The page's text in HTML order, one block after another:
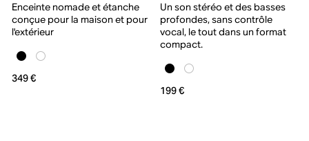
Enceinte nomade et étanche
conçue pour la maison et pour
l'extérieur
349 €
Un son stéréo et des basses
profondes, sans contrôle
vocal, le tout dans un format
compact.
199 €